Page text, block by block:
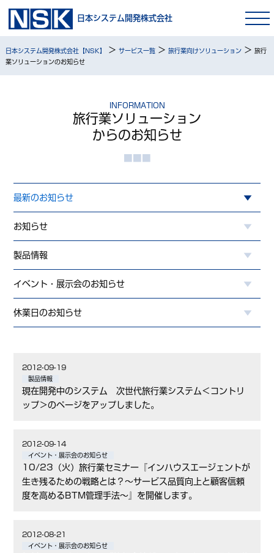
日本システム開発株式会社
日本システム開発株式会社【NSK】 > サービス一覧> 旅行業向けソリューション> 旅行
業ソリューションのお知らせ
INFORMATION
旅行業ソリューション
からのお知らせ
最新のお知らせ
お知らせ
製品情報
イベント・展示会のお知らせ
休業日のお知らせ
2012-09-19
製品情報
現在開発中のシステム 次世代旅行業システム＜コントリ
ップ＞のページをアップしました。
2012-09-14
イベント・展示会のお知らせ
10/23（火）旅行業セミナー『インハウスエージェントが
生き残るための戦略とは？～サービス品質向上と顧客信頼
度を高めるBTM管理手法～』を開催します。
2012-08-21
イベント・展示会のお知らせ